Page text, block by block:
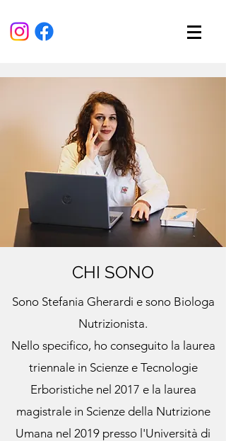
CHI SONO
Sono Stefania Gherardi e sono Biologa
Nutrizionista.
Nello specifico, ho conseguito la laurea
triennale in Scienze e Tecnologie
Erboristiche nel 2017 e la laurea
magistrale in Scienze della Nutrizione
Umana nel 2019 presso l'Università di